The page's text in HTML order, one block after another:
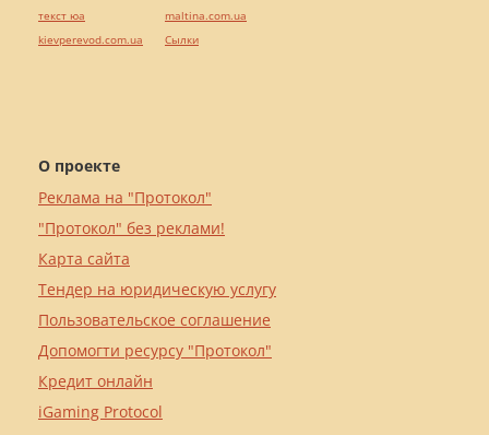
О проекте
Реклама на "Протокол"
"Протокол" без реклами!
Карта сайта
Тендер на юридическую услугу
Пользовательское соглашение
Допомогти ресурсу "Протокол"
Кредит онлайн
iGaming Protocol
текст юа
kievperevod.com.ua
maltina.com.ua
Cылки